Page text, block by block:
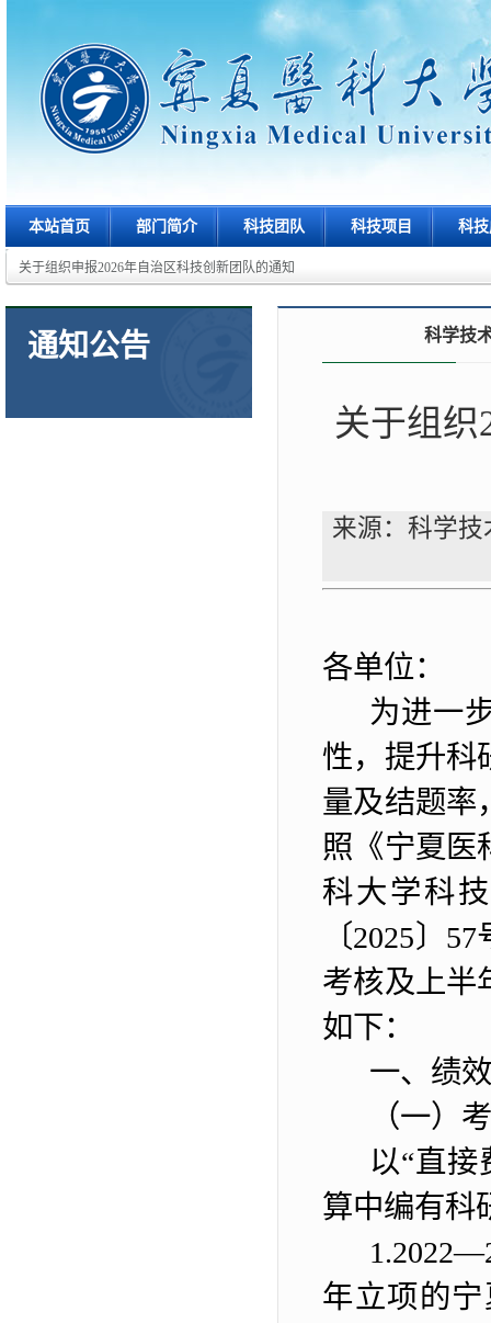
本站首页 部门简介 科技团队 科技项目 科
关于组织申报2026年自治区科技创新团队的通知
通知公告 科学技
关于组织
来源：科学技
各单位：
为进一
性，提升科
量及结题率
照 《宁夏医
科大学科
〔2025〕 57
考核及上半
如下：
一、绩
（一）
以“直接
算中编有科
1.2022—
年立项的